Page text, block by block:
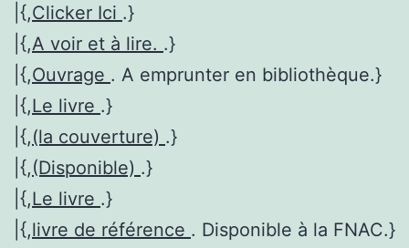
|{,Clicker Ici .}
|{,A voir et à lire. .}
|{,Ouvrage . A emprunter en bibliothèque.}
|{,Le livre .}
|{,(la couverture) .}
|{,(Disponible) .}
|{,Le livre .}
|{,livre de référence . Disponible à la FNAC.}